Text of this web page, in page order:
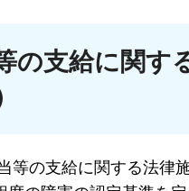
の支給に関す
の支給に関する法律